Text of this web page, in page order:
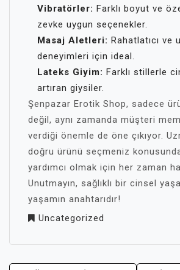
Vibratörler: Farklı boyut ve
zevke uygun seçenekler.
Masaj Aletleri: Rahatlatıcı ve
deneyimleri için ideal.
Lateks Giyim: Farklı stillerle
artıran giysiler.
Şenpazar Erotik Shop, sadece
değil, aynı zamanda müşteri
verdiği önemle de öne çıkıyor.
doğru ürünü seçmeniz
yardımcı olmak için her zaman
Unutmayın, sağlıklı bir cinsel
yaşamın anahtarıdır!
Uncategorized